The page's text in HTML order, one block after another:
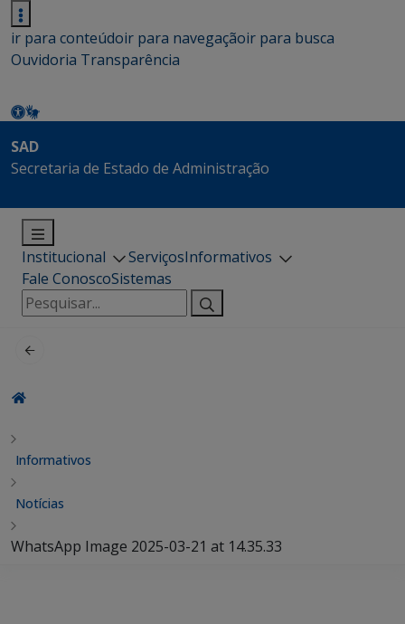
ir para conteúdoir para navegaçãoir para busca
Ouvidoria Transparência
SAD
Secretaria de Estado de Administração
Institucional ServiçosInformativos
Fale ConoscoSistemas
Pesquisar
por:
Informativos
Notícias
WhatsApp Image 2025-03-21 at 14.35.33